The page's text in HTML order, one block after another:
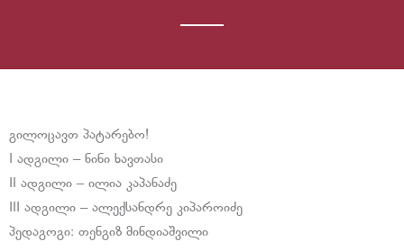
გილოცავთ პატარებო!
I ადგილი – ნინი ხავთასი
II ადგილი – ილია კაპანაძე
III ადგილი – ალექსანდრე კიპაროიძე
პედაგოგი: თენგიზ მინდიაშვილი